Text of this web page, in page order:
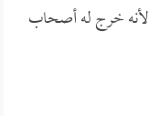
خرج له أصحاب